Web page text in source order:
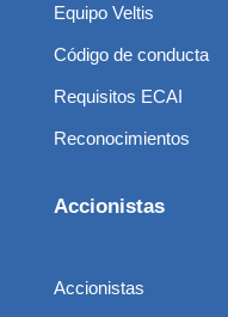
Equipo Veltis
Código de conducta
Requisitos ECAI
Reconocimientos
Accionistas
Accionistas